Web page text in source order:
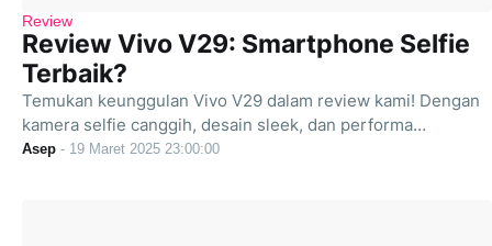
Review
Review Vivo V29: Smartphone Selfie
Terbaik?
Temukan keunggulan Vivo V29 dalam review kami! Dengan
kamera selfie canggih, desain sleek, dan performa…
Asep - 19 Maret 2025 23:00:00